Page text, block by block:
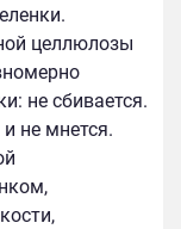
целлюлозы
не сбивается.
не мнется.